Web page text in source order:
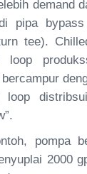
demand
pipa bypass
tee).
loop
pompa
2000